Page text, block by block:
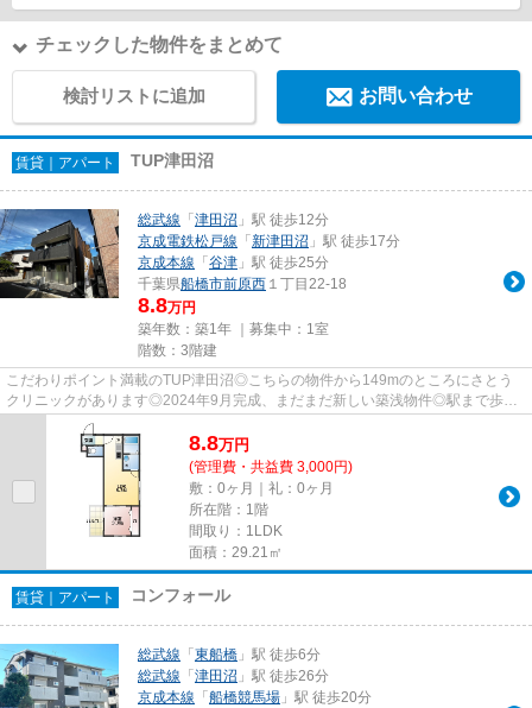
チェックした物件をまとめて
検討リストに追加 お問い合わせ
賃貸｜アパート TUP津田沼
総武線 「 津田沼 」駅 徒歩12分
京成電鉄松戸線 「 新津田沼 」駅 徒歩17分
京成本線 「 谷津 」駅 徒歩25分
千葉県船橋市前原西 １丁目22-18
8.8万円
築年数：築1年 ｜募集中： 1室
階数：3階建
こだわりポイント満載のTUP津田沼◎こちらの物件から149mのところにさとう
クリニックがあります◎2024年9月完成、まだまだ新しい築浅物件◎駅まで歩い
て12分ほどの、魅力的な立地の物件で...
8.8万円
(管理費・共益費 3,000円)
敷：0ヶ月｜礼：0ヶ月
所在階：1階
間取り：1LDK
面積：29.21㎡
賃貸｜アパート コンフォール
総武線 「 東船橋 」駅 徒歩6分
総武線 「 津田沼 」駅 徒歩26分
京成本線 「 船橋競馬場 」駅 徒歩20分